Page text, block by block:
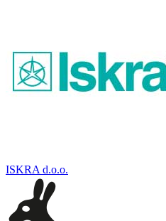
ISKRA d.o.o.